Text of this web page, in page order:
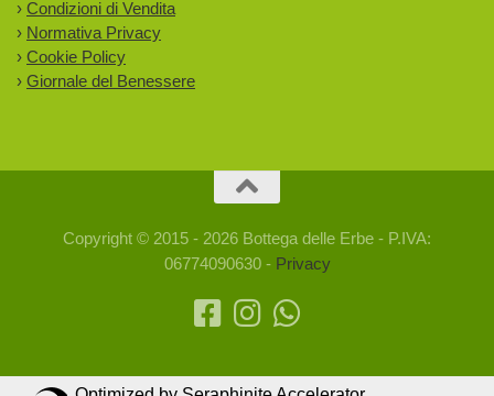
› Condizioni di Vendita
› Normativa Privacy
› Cookie Policy
› Giornale del Benessere
Copyright © 2015 - 2026 Bottega delle Erbe - P.IVA:
06774090630 - Privacy